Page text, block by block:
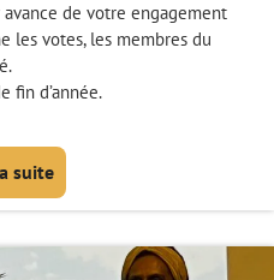
de votre engagement
les votes, les membres du
fin d’année.
suite